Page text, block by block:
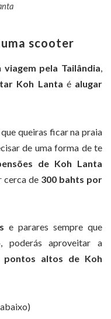
scooter
viagem pela Tailândia,
Koh Lanta é alugar
queiras ficar na praia
de uma forma de te
de Koh Lanta
cerca de 300 bahts por
e parares sempre que
poderás aproveitar a
pontos altos de Koh